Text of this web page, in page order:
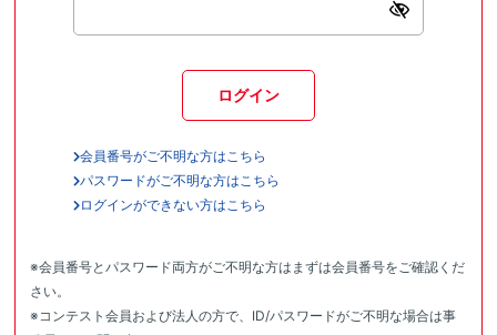
ログイン
会員番号がご不明な方はこちら
パスワードがご不明な方はこちら
ログインができない方はこちら
※会員番号とパスワード両方がご不明な方はまずは会員番号をご確認くだ
さい。
※コンテスト会員および法人の方で、ID/パスワードがご不明な場合は事